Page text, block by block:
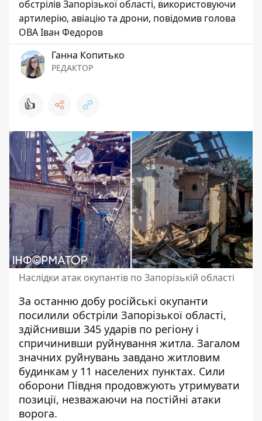
обстрілів Запорізької області, використовуючи
артилерію, авіацію та дрони, повідомив голова
ОВА Іван Федоров
Ганна Копитько
РЕДАКТОР
👍
Наслідки атак окупантів по Запорізькій області
За останню добу російські окупанти
посилили обстріли Запорізької області,
здійснивши 345 ударів по регіону і
спричинивши руйнування житла. Загалом
значних руйнувань завдано житловим
будинкам у 11 населених пунктах. Сили
оборони Півдня продовжують утримувати
позиції, незважаючи на постійні атаки
ворога.